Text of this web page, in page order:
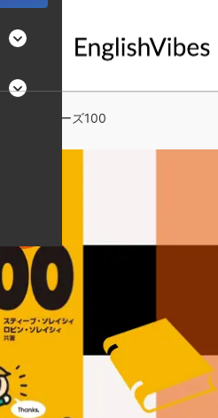
ほどフレーズ100